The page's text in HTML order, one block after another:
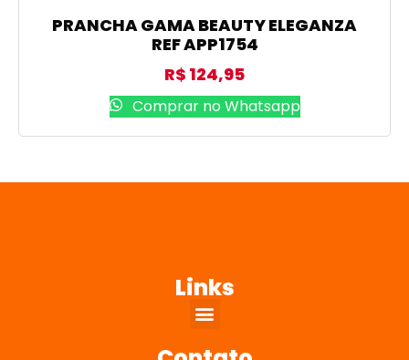
PRANCHA GAMA BEAUTY ELEGANZA
REF APP1754
R$ 124,95
Comprar no Whatsapp
Links